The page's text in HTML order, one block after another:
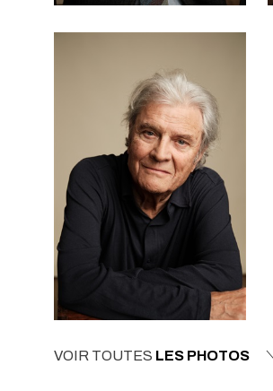
VOIR TOUTES LES PHOTOS